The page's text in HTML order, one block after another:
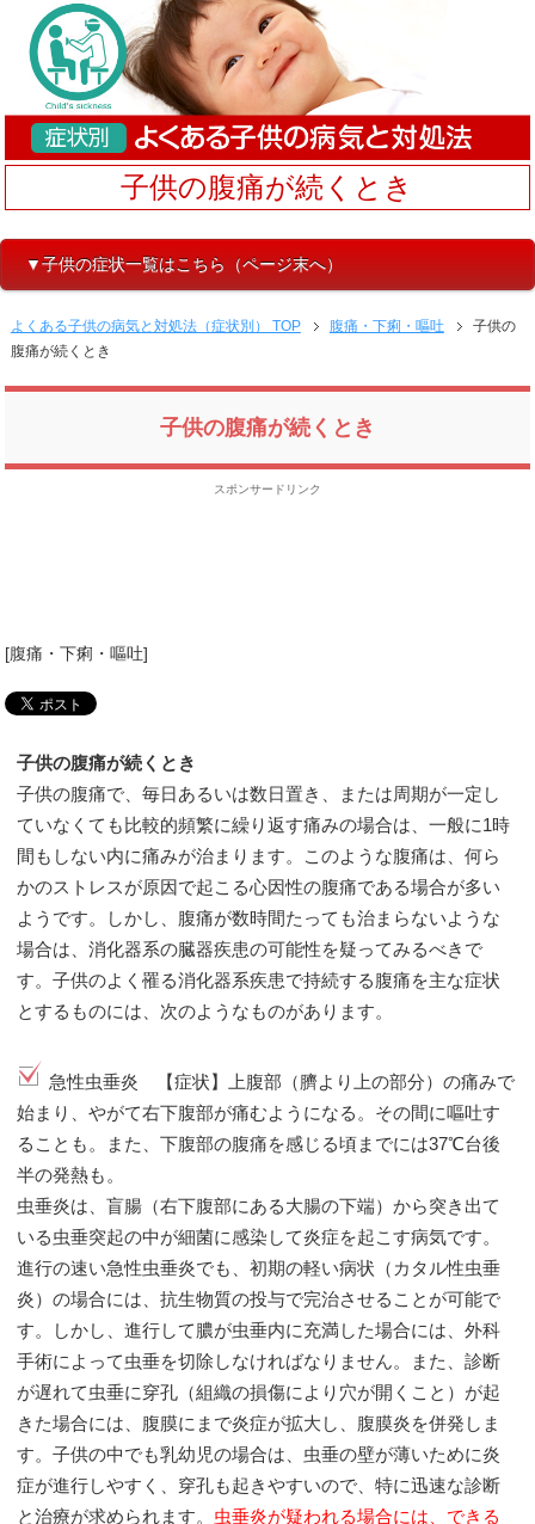
子供の腹痛が続くとき
▼子供の症状一覧はこちら（ページ末へ）
よくある子供の病気と対処法（症状別） TOP 腹痛・下痢・嘔吐
子供の
腹痛が続くとき
子供の腹痛が続くとき
スポンサードリンク
[腹痛・下痢・嘔吐]
子供の腹痛が続くとき
子供の腹痛で、毎日あるいは数日置き、または周期が一定し
ていなくても比較的頻繁に繰り返す痛みの場合は、一般に1時
間もしない内に痛みが治まります。このような腹痛は、何ら
かのストレスが原因で起こる心因性の腹痛である場合が多い
ようです。しかし、腹痛が数時間たっても治まらないような
場合は、消化器系の臓器疾患の可能性を疑ってみるべきで
す。子供のよく罹る消化器系疾患で持続する腹痛を主な症状
とするものには、次のようなものがあります。
急性虫垂炎 【症状】上腹部（臍より上の部分）の痛みで
始まり、やがて右下腹部が痛むようになる。その間に嘔吐す
ることも。また、下腹部の腹痛を感じる頃までには37℃台後
半の発熱も。
虫垂炎は、盲腸（右下腹部にある大腸の下端）から突き出て
いる虫垂突起の中が細菌に感染して炎症を起こす病気です。
進行の速い急性虫垂炎でも、初期の軽い病状（カタル性虫垂
炎）の場合には、抗生物質の投与で完治させることが可能で
す。しかし、進行して膿が虫垂内に充満した場合には、外科
手術によって虫垂を切除しなければなりません。また、診断
が遅れて虫垂に穿孔（組織の損傷により穴が開くこと）が起
きた場合には、腹膜にまで炎症が拡大し、腹膜炎を併発しま
す。子供の中でも乳幼児の場合は、虫垂の壁が薄いために炎
症が進行しやすく、穿孔も起きやすいので、特に迅速な診断
と治療が求められます。 虫垂炎が疑われる場合には、できる